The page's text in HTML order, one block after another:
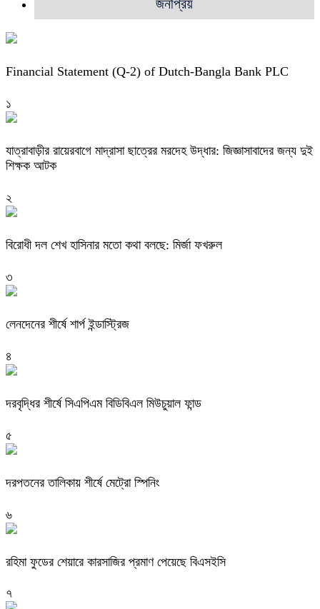
জনপ্রিয়
Financial Statement (Q-2) of Dutch-Bangla Bank PLC
১
যাত্রাবাড়ীর রায়েরবাগে মাদ্রাসা ছাত্রের মরদেহ উদ্ধার: জিজ্ঞাসাবাদের জন্য দুই
শিক্ষক আটক
২
বিরোধী দল শেখ হাসিনার মতো কথা বলছে: মির্জা ফখরুল
৩
লেনদেনের শীর্ষে শার্প ইন্ডাস্ট্রিজ
৪
দরবৃদ্ধির শীর্ষে সিএপিএম বিডিবিএল মিউচুয়াল ফান্ড
৫
দরপতনের তালিকায় শীর্ষে মেট্রো স্পিনিং
৬
রহিমা ফুডের শেয়ারে কারসাজির প্রমাণ পেয়েছে বিএসইসি
৭